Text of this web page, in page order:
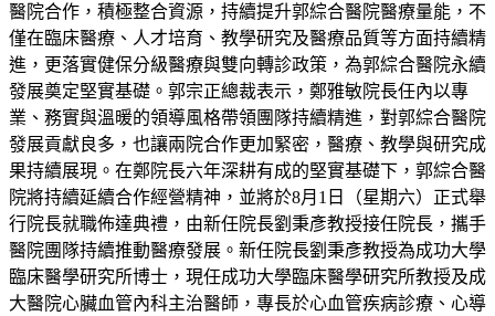
醫院合作，積極整合資源，持續提升郭綜合醫院醫療量能，不
僅在臨床醫療、人才培育、教學研究及醫療品質等方面持續精
進，更落實健保分級醫療與雙向轉診政策，為郭綜合醫院永續
發展奠定堅實基礎。郭宗正總裁表示，鄭雅敏院長任內以專
業、務實與溫暖的領導風格帶領團隊持續精進，對郭綜合醫院
發展貢獻良多，也讓兩院合作更加緊密，醫療、教學與研究成
果持續展現。在鄭院長六年深耕有成的堅實基礎下，郭綜合醫
院將持續延續合作經營精神，並將於8月1日（星期六）正式舉
行院長就職佈達典禮，由新任院長劉秉彥教授接任院長，攜手
醫院團隊持續推動醫療發展。新任院長劉秉彥教授為成功大學
臨床醫學研究所博士，現任成功大學臨床醫學研究所教授及成
大醫院心臟血管內科主治醫師，專長於心血管疾病診療、心導